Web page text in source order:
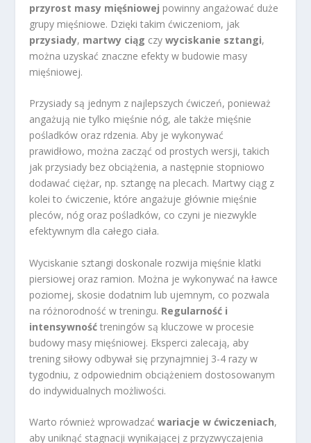
przyrost masy mięśniowej powinny angażować duże
grupy mięśniowe. Dzięki takim ćwiczeniom, jak
przysiady, martwy ciąg czywyciskanie sztangi,
można uzyskać znaczne efekty w budowie masy
mięśniowej.
Przysiady są jednym z najlepszych ćwiczeń, ponieważ
angażują nie tylko mięśnie nóg, ale także mięśnie
pośladków oraz rdzenia. Aby je wykonywać
prawidłowo, można zacząć od prostych wersji, takich
jak przysiady bez obciążenia, a następnie stopniowo
dodawać ciężar, np. sztangę na plecach. Martwy ciąg z
kolei to ćwiczenie, które angażuje głównie mięśnie
pleców, nóg oraz pośladków, co czyni je niezwykle
efektywnym dla całego ciała.
Wyciskanie sztangi doskonale rozwija mięśnie klatki
piersiowej oraz ramion. Można je wykonywać na ławce
poziomej, skosie dodatnim lub ujemnym, co pozwala
na różnorodność w treningu. Regularność i
intensywność treningów są kluczowe w procesie
budowy masy mięśniowej. Eksperci zalecają, aby
trening siłowy odbywał się przynajmniej 3-4 razy w
tygodniu, z odpowiednim obciążeniem dostosowanym
do indywidualnych możliwości.
Warto również wprowadzaćwariacje w ćwiczeniach,
aby uniknąć stagnacji wynikającej z przyzwyczajenia